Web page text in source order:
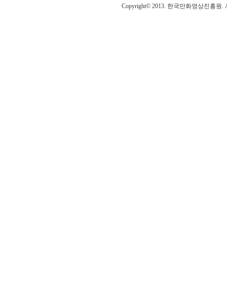
Copyright© 2013. 한국만화영상진흥원.